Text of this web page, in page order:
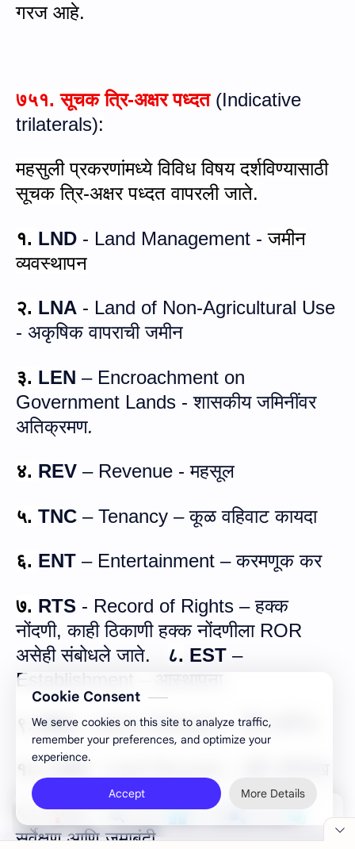
गरज आहे.
७५१.सूचक त्रि-अक्षर पध्‍दत (Indicative
trilaterals):
महसुली प्रकरणांमध्ये विविध विषय दर्शविण्यासाठी
सूचक त्रि-अक्षर पध्‍दत वापरली जाते.
१. LND - Land Management - जमीन
व्यवस्थापन
२. LNA - Land of Non-Agricultural Use
- अकृषिक वापराची जमीन
३. LEN – Encroachment on
Government Lands -शासकीय जमिनींवर
अतिक्रमण.
४. REV – Revenue -महसूल
५. TNC – Tenancy –कूळ वहिवाट कायदा
६. ENT – Entertainment –करमणूक कर
७. RTS - Record of Rights –हक्‍क
नोंदणी, काही ठिकाणीहक्‍क नोंदणीला ROR
असेही संबोधले जाते.
८. EST –
Establishment
९.MNL-Minor Minerals–गौण खनिज
१०. LRD
११.SRV-Survey and Settlement
सर्वेक्षण आणि जमाबंदी
Cookie Consent
We serve cookies on this site to analyze traffic,
remember your preferences, and optimize your
experience.
Accept More Details